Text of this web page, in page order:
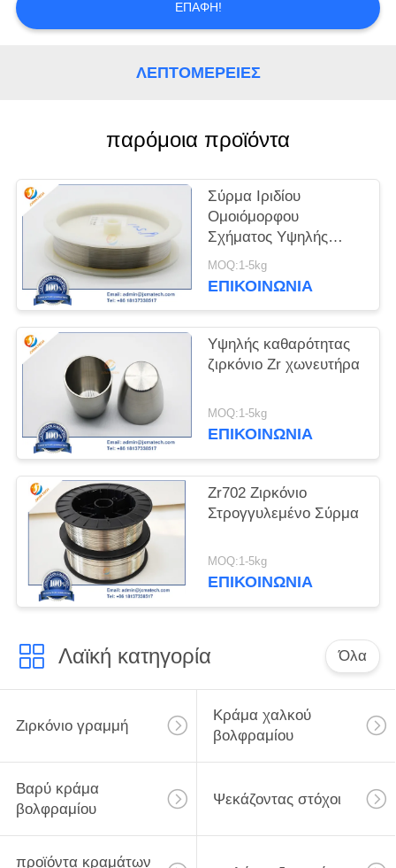
ΕΠΑΦΉ!
ΛΕΠΤΟΜΈΡΕΙΕΣ
παρόμοια προϊόντα
Σύρμα Ιριδίου
Ομοιόμορφου
Σχήματος Υψηλής
Καθαρότητας
MOQ:1-5kg
ΕΠΙΚΟΙΝΩΝΊΑ
Υψηλής καθαρότητας
ζιρκόνιο Zr χωνευτήρα
MOQ:1-5kg
ΕΠΙΚΟΙΝΩΝΊΑ
Zr702 Ζιρκόνιο
Στρογγυλεμένο Σύρμα
MOQ:1-5kg
ΕΠΙΚΟΙΝΩΝΊΑ
Λαϊκή κατηγορία Όλα
Ζιρκόνιο γραμμή
Κράμα χαλκού
βολφραμίου
Βαρύ κράμα
βολφραμίου
Ψεκάζοντας στόχοι
προϊόντα κραμάτων